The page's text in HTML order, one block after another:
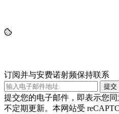
订阅并与安费诺射频保持联系
提交
提交您的电子邮件，即表示您同
不定期更新。本网站受